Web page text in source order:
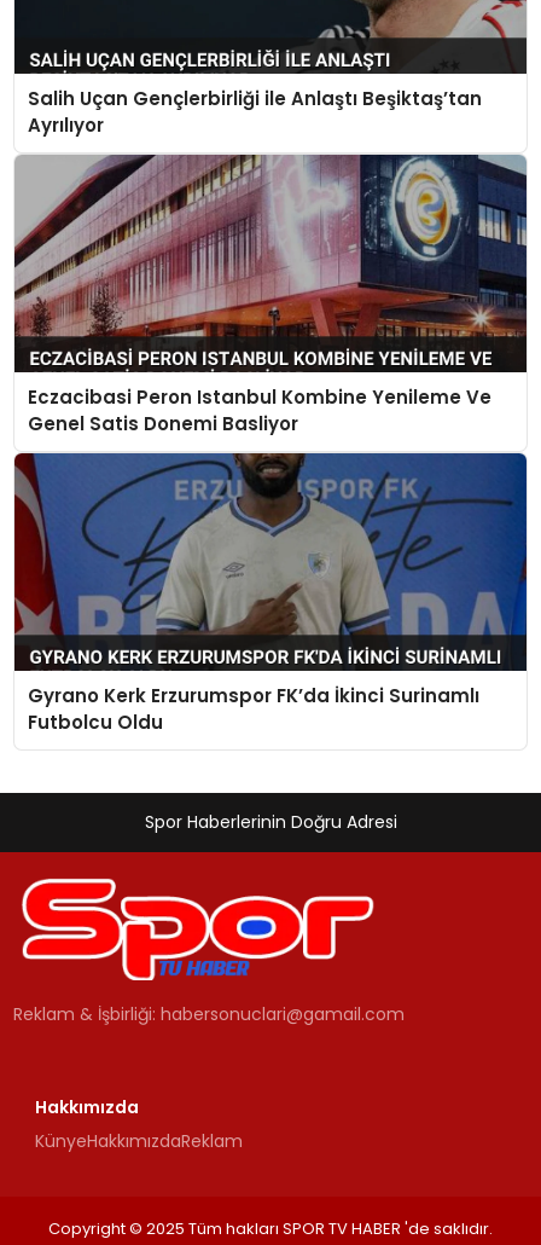
Salih Uçan Gençlerbirliği ile Anlaştı Beşiktaş’tan
Ayrılıyor
Eczacibasi Peron Istanbul Kombine Yenileme Ve
Genel Satis Donemi Basliyor
Gyrano Kerk Erzurumspor FK’da İkinci Surinamlı
Futbolcu Oldu
Spor Haberlerinin Doğru Adresi
Reklam & İşbirliği:habersonuclari@gamail.com
Hakkımızda
KünyeHakkımızdaReklam
Copyright © 2025 Tüm hakları SPOR TV HABER 'de saklıdır.